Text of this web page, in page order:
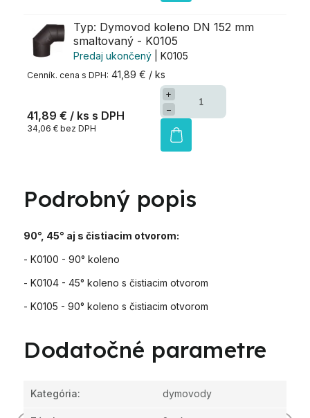
Typ: Dymovod koleno DN 152 mm
smaltovaný - K0105
Predaj ukončený
| K0105
41,89 € / ks
41,89 € / ks
34,06 € bez DPH
+
−
Podrobný popis
90°, 45° aj s čistiacim otvorom:
- K0100 - 90° koleno
- K0104 - 45° koleno s čistiacim otvorom
- K0105 - 90° koleno s čistiacim otvorom
Dodatočné parametre
Kategória: dymovody